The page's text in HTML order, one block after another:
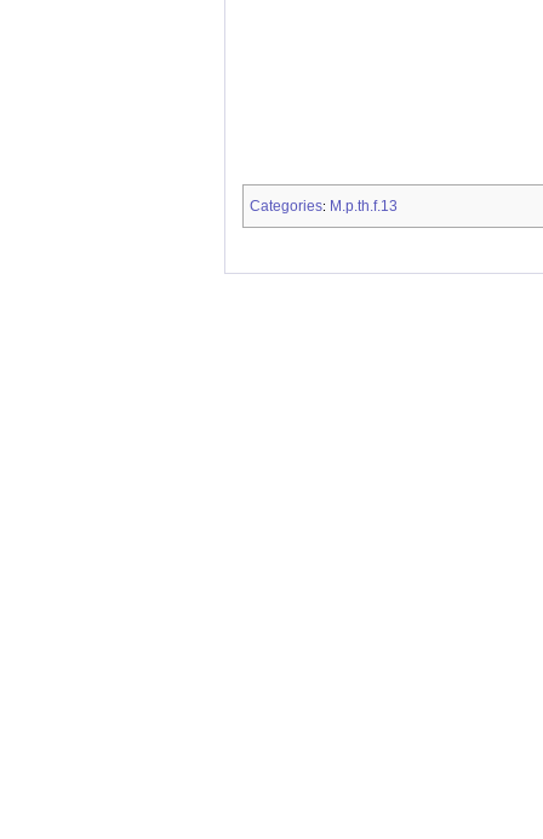
Categories: M.p.th.f.13